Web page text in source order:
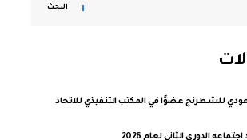
البحث
للشطرنج عضوًا في المكتب التنفيذي للاتحاد
الدوري الثاني لعام 2026